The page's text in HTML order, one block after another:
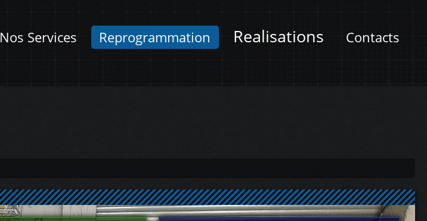
Nos Services Reprogrammation Realisations Contacts